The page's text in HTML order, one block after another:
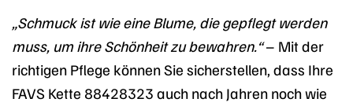
„Schmuck ist wie eine Blume, die gepflegt werden
muss, um ihre Schönheit zu bewahren.“– Mit der
richtigen Pflege können Sie sicherstellen, dass Ihre
FAVS Kette 88428323 auch nach Jahren noch wie